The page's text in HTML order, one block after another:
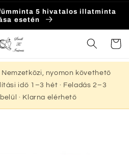
5 hivatalos illatminta
esetén
Kosár
nyomon követhető
idő 1–3 hét · Feladás 2–3
· Klarna elérhető